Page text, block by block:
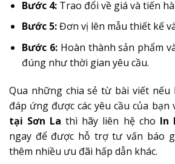
Bước 4:Trao đổi về giá và tiến
Bước 5:Đơn vị lên mẫu thiết kế
Bước 6: Hoàn thành sản phẩm
đúng như thời gian yêu cầu.
Qua những chia sẻ từ bài viết nếu
đáp ứng được các yêu cầu của bạn
tại Sơn La thì hãy liên hệ cho In
ngay để được hỗ trợ tư vấn báo
thêm nhiều ưu đãi hấp dẫn khác.